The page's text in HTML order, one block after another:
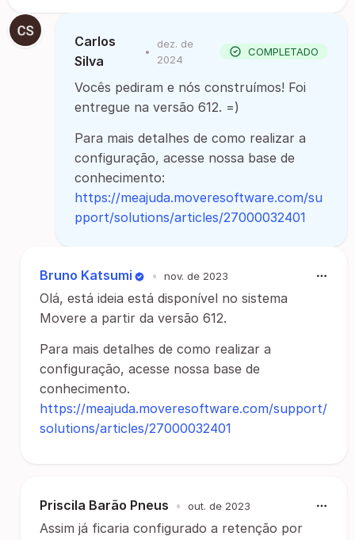
Carlos
Silva
•
dez. de
2024
COMPLETADO
Vocês pediram e nós construímos! Foi
entregue na versão 612. =)
Para mais detalhes de como realizar a
configuração, acesse nossa base de
conhecimento:
https://meajuda.moveresoftware.com/su
pport/solutions/articles/27000032401
Bruno Katsumi • nov. de 2023
Olá, está ideia está disponível no sistema
Movere a partir da versão 612.
Para mais detalhes de como realizar a
configuração, acesse nossa base de
conhecimento.
https://meajuda.moveresoftware.com/support/
solutions/articles/27000032401
Priscila Barão Pneus • out. de 2023
Assim já ficaria configurado a retenção por